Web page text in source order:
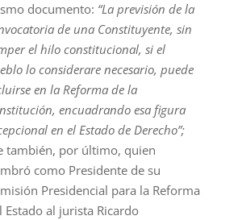
documento: “La previsión de la
de una Constituyente, sin
el hilo constitucional, si el
lo considerare necesario, puede
en la Reforma de la
encuadrando esa figura
en el Estado de Derecho”;
también, por último, quien
como Presidente de su
Presidencial para la Reforma
Estado al jurista Ricardo